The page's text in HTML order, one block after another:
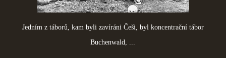
Jedním z táborů, kam byli zavíráni Češi, byl koncentrační tábor
Buchenwald, ...